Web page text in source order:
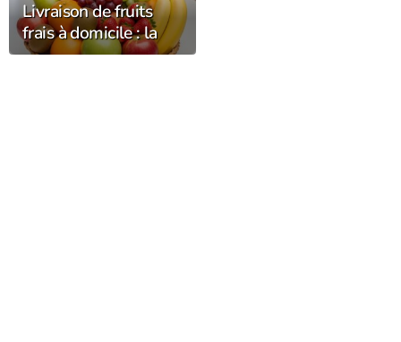
Livraison de fruits
frais à domicile : la
fraîcheur et la qualité